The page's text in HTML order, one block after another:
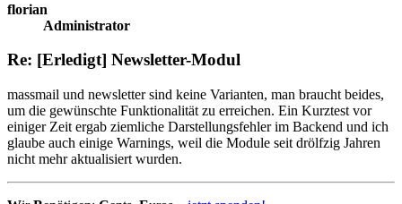
florian
Administrator
Re: [Erledigt] Newsletter-Modul
massmail und newsletter sind keine Varianten, man braucht beides,
um die gewünschte Funktionalität zu erreichen. Ein Kurztest vor
einiger Zeit ergab ziemliche Darstellungsfehler im Backend und ich
glaube auch einige Warnings, weil die Module seit drölfzig Jahren
nicht mehr aktualisiert wurden.